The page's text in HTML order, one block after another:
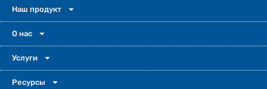
Наш продукт
О нас
Услуги
Ресурсы
Пожалуйста, оставьте сообщение, чтобы в
следующий раз мы смогли создать еще лучшее